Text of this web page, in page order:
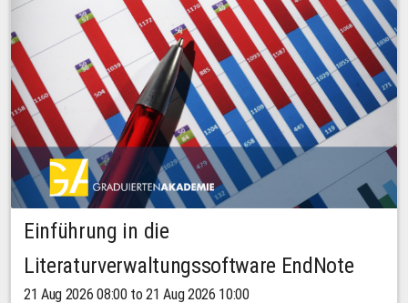
Einführung in die
Literaturverwaltungssoftware EndNote
21 Aug 2026 08:00 to 21 Aug 2026 10:00